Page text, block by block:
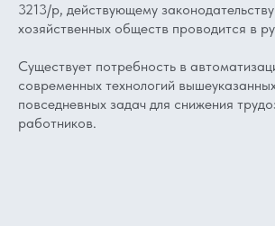
3213/р, действующему
хозяйственных обществ проводится в
Существует потребность в
современных технологий
повседневных задач для снижения
работников.